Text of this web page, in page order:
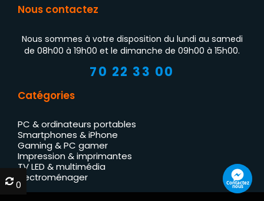
Nous contactez
Nous sommes à votre disposition du lundi au samedi
de 08h00 à 19h00 et le dimanche de 09h00 à 15h00.
70 22 33 00
Catégories
PC & ordinateurs portables
Smartphones & iPhone
Gaming & PC gamer
Impression & imprimantes
TV LED & multimédia
Électroménager
Contactez
nous
0
0